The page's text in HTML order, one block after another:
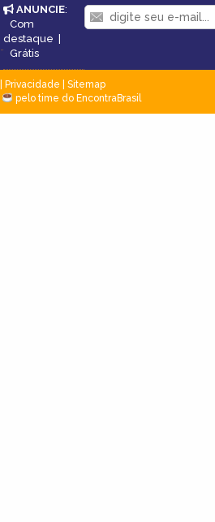
ANUNCIE:
Com
destaque |
Grátis
Privacidade
Sitemap
pelo time do EncontraBrasil